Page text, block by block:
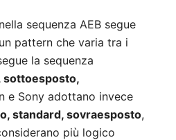
sequenza AEB segue
pattern che varia tra i
la sequenza
sottoesposto,
e Sony adottano invece
standard, sovraesposto,
più logico